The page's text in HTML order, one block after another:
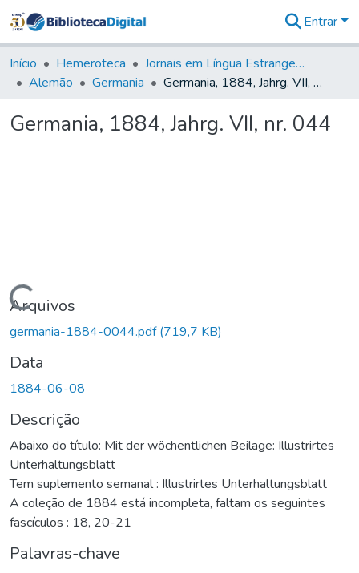
&
Coleções
Tudo na
Digital
Entrar
Início Hemeroteca
Jornais em Língua Estrangeira
Alemão
Germania Germania, 1884, Jahrg. VII, nr. 044
Germania, 1884, Jahrg. VII, nr. 044
Carregando...
Arquivos
germania-1884-0044.pdf(719,7 KB)
Data
1884-06-08
Descrição
Abaixo do título: Mit der wöchentlichen Beilage: Illustrirtes
Unterhaltungsblatt
Tem suplemento semanal : Illustrirtes Unterhaltungsblatt
A coleção de 1884 está incompleta, faltam os seguintes
fascículos : 18, 20-21
Palavras-chave